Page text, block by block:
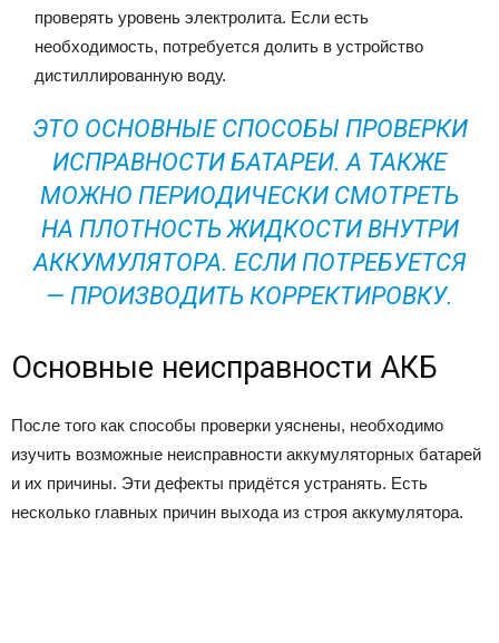
проверять уровень электролита. Если есть
необходимость, потребуется долить в устройство
дистиллированную воду.
ЭТО ОСНОВНЫЕ СПОСОБЫ ПРОВЕРКИ
ИСПРАВНОСТИ БАТАРЕИ. А ТАКЖЕ
МОЖНО ПЕРИОДИЧЕСКИ СМОТРЕТЬ
НА ПЛОТНОСТЬ ЖИДКОСТИ ВНУТРИ
АККУМУЛЯТОРА. ЕСЛИ ПОТРЕБУЕТСЯ
— ПРОИЗВОДИТЬ КОРРЕКТИРОВКУ.
Основные неисправности АКБ
После того как способы проверки уяснены, необходимо
изучить возможные неисправности аккумуляторных батарей
и их причины. Эти дефекты придётся устранять. Есть
несколько главных причин выхода из строя аккумулятора.